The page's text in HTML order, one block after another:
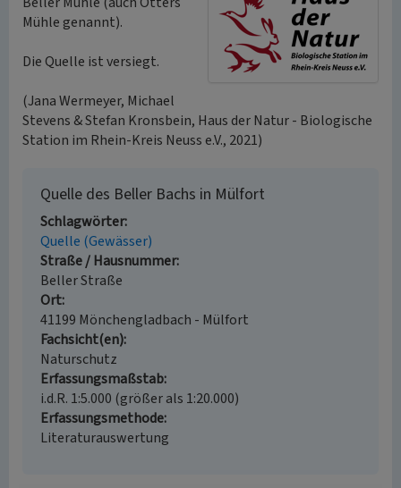
Mühle genannt).
Die Quelle ist versiegt.
(Jana Wermeyer, Michael
Stevens & Stefan Kronsbein, Haus der Natur - Biologische
Station im Rhein-Kreis Neuss e.V., 2021)
Quelle des Beller Bachs in Mülfort
Schlagwörter
Quelle (Gewässer)
Straße / Hausnummer
Beller Straße
Ort
41199 Mönchengladbach - Mülfort
Fachsicht(en)
Naturschutz
Erfassungsmaßstab
i.d.R. 1:5.000 (größer als 1:20.000)
Erfassungsmethode
Literaturauswertung